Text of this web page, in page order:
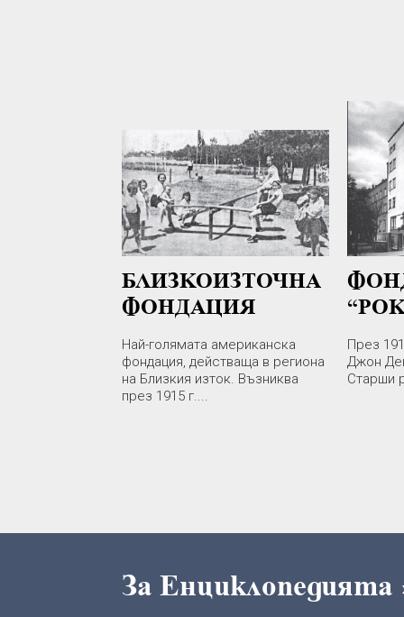
БЛИЗКОИЗТОЧНА
ФОНДАЦИЯ
Най-голямата американска
фондация, действаща в региона
на Близкия изток. Възниква
през 1915 г....
През
Джон
Старши
За Енциклопедията